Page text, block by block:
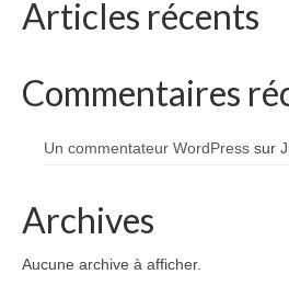
1901 à 1948
1950 à 2006
Histoire Générale du
HGL: 498 à 1095
Articles récents
Commentaires
Un commentateur WordPress sur
Archives
Aucune archive à afficher.